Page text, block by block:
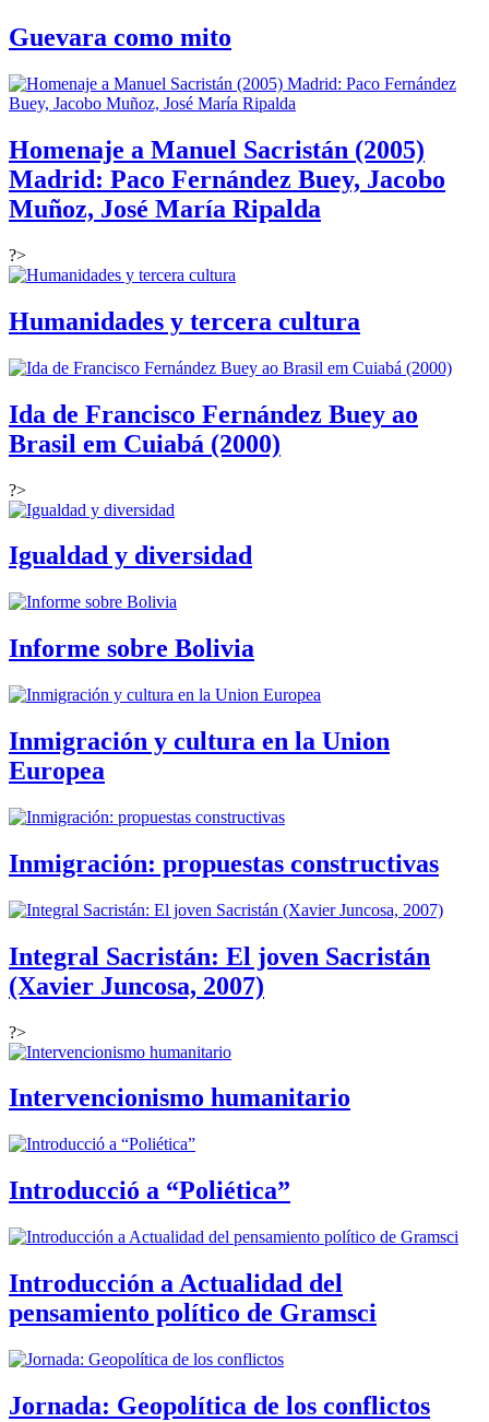
Guevara como mito
Homenaje a Manuel Sacristán (2005)
Madrid: Paco Fernández Buey, Jacobo
Muñoz, José María Ripalda
?>
Humanidades y tercera cultura
Ida de Francisco Fernández Buey ao
Brasil em Cuiabá (2000)
?>
Igualdad y diversidad
Informe sobre Bolivia
Inmigración y cultura en la Union
Europea
Inmigración: propuestas constructivas
Integral Sacristán: El joven Sacristán
(Xavier Juncosa, 2007)
?>
Intervencionismo humanitario
Introducció a “Poliética”
Introducción a Actualidad del
pensamiento político de Gramsci
Jornada: Geopolítica de los conflictos